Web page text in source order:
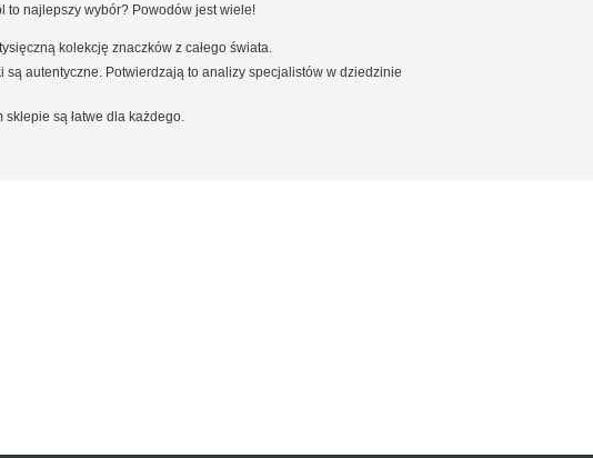
to najlepszy wybór? Powodów jest wiele!
kolekcję znaczków z całego świata.
są autentyczne. Potwierdzają to analizy specjalistów w dziedzinie
sklepie są łatwe dla każdego.